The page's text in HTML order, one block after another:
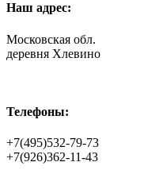
Наш адрес:
Московская обл.
деревня Хлевино
Телефоны:
+7(495)532-79-73
+7(926)362-11-43